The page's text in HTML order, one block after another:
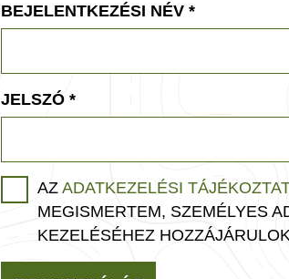
BEJELENTKEZÉSI NÉV *
JELSZÓ *
AZ ADATKEZELÉSI
MEGISMERTEM, SZEMÉLYES
KEZELÉSÉHEZ